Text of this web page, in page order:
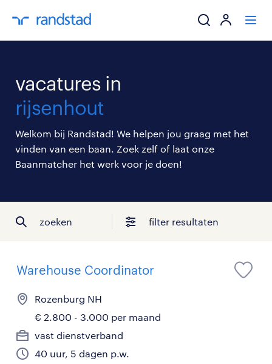
mijn carrière
over randstad
vacatures in
rijsenhout
Welkom bij Randstad! We helpen jou graag met het
vinden van een baan. Zoek zelf of laat onze
Baanmatcher het werk voor je doen!
zoeken filter resultaten
Warehouse Coordinator
Rozenburg NH
€ 2.800 - 3.000 per maand
vast dienstverband
40 uur, 5 dagen p.w.